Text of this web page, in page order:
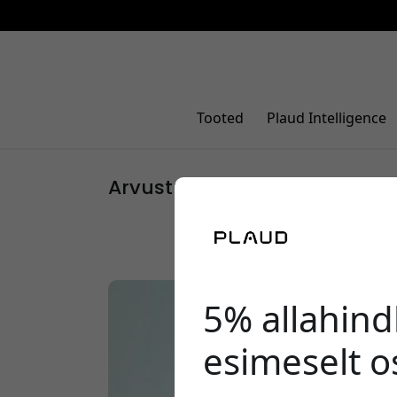
Tooted Plaud Intelligence
Arvustused
5%
esimeselt